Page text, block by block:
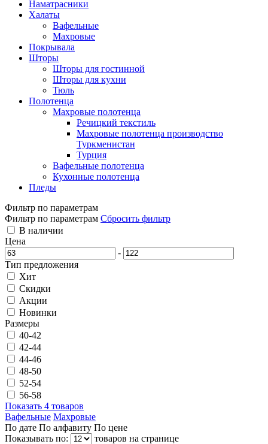
Наматрасники
Халаты
Вафельные
Махровые
Покрывала
Шторы
Шторы для гостинной
Шторы для кухни
Тюль
Полотенца
Махровые полотенца
Речицкий текстиль
Махровые полотенца производство
Туркменистан
Турция
Вафельные полотенца
Кухонные полотенца
Пледы
Фильтр по параметрам
Фильтр по параметрам Сбросить фильтр
В наличии
Цена
-
Тип предложения
Хит
Скидки
Акции
Новинки
Размеры
40-42
42-44
44-46
48-50
52-54
56-58
Показать 4 товаров
Вафельные Махровые
По дате По алфавиту По цене
Показывать по:
товаров на странице